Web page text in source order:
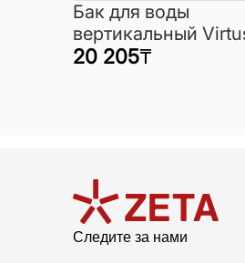
Бак для воды
вертикальный
литров (7-слойный)
20 205₸
Следите за нами